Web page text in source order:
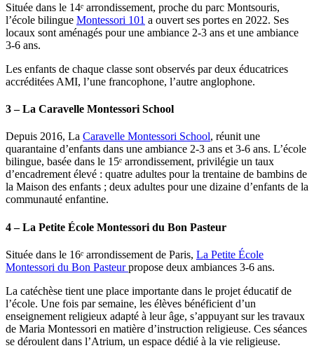
Située dans le 14ᵉ arrondissement, proche du parc Montsouris,
l’école bilingue Montessori 101 a ouvert ses portes en 2022. Ses
locaux sont aménagés pour une ambiance 2-3 ans et une ambiance
3-6 ans.
Les enfants de chaque classe sont observés par deux éducatrices
accréditées AMI, l’une francophone, l’autre anglophone.
3 – La Caravelle Montessori School
Depuis 2016, La Caravelle Montessori School, réunit une
quarantaine d’enfants dans une ambiance 2-3 ans et 3-6 ans. L’école
bilingue, basée dans le 15ᵉ arrondissement, privilégie un taux
d’encadrement élevé : quatre adultes pour la trentaine de bambins de
la Maison des enfants ; deux adultes pour une dizaine d’enfants de la
communauté enfantine.
4 – La Petite École Montessori du Bon Pasteur
Située dans le 16ᵉ arrondissement de Paris, La Petite École
Montessori du Bon Pasteurpropose deux ambiances 3-6 ans.
La catéchèse tient une place importante dans le projet éducatif de
l’école. Une fois par semaine, les élèves bénéficient d’un
enseignement religieux adapté à leur âge, s’appuyant sur les travaux
de Maria Montessori en matière d’instruction religieuse. Ces séances
se déroulent dans l’Atrium, un espace dédié à la vie religieuse.